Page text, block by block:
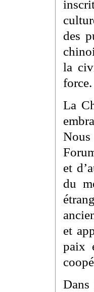
des
la
force.
La
et
du
et
paix